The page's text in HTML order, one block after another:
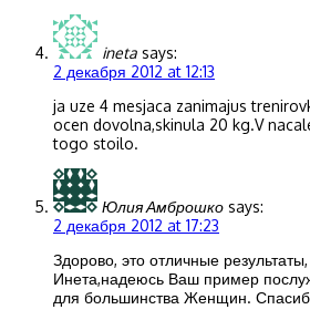
ineta says:
2 декабря 2012 at 12:13
ja uze 4 mesjaca zanimajus
ocen dovolna,skinula 20 kg.V
togo stoilo.
Юлия Амброшко says:
2 декабря 2012 at 17:23
Здорово, это отличные
Инета,надеюсь Ваш пример
для большинства Женщин.